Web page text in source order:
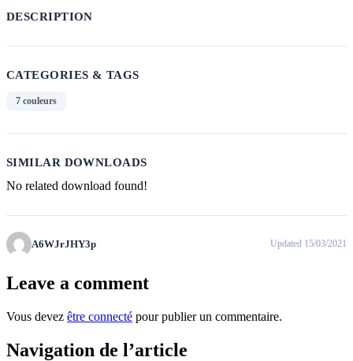
DESCRIPTION
CATEGORIES & TAGS
7 couleurs
SIMILAR DOWNLOADS
No related download found!
A6WJrJHY3p Updated 15/03/2021
Leave a comment
Vous devez être connecté pour publier un commentaire.
Navigation de l’article